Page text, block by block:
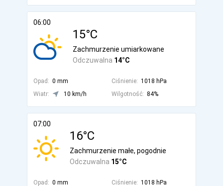
06:00
15°C
Odczuwalna 14°C
Zachmurzenie umiarkowane
Opad: 0 mm Ciśnienie: 1018 hPa
Wiatr:
10 km/h Wilgotność: 84%
07:00
16°C
Odczuwalna 15°C
Zachmurzenie małe, pogodnie
Opad: 0 mm Ciśnienie: 1018 hPa